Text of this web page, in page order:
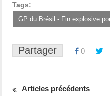
Tags:
GP du Brésil - Fin explosive
Partager 0
Articles précédents